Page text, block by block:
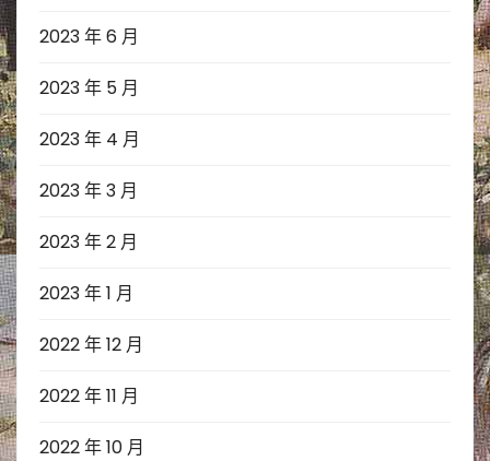
2023 年 6 月
2023 年 5 月
2023 年 4 月
2023 年 3 月
2023 年 2 月
2023 年 1 月
2022 年 12 月
2022 年 11 月
2022 年 10 月